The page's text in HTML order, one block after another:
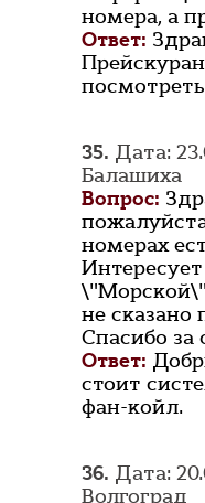
номера, а
Ответ:
посмотреть
35. Дата:
Балашиха
Вопрос:
номерах
не сказано
Спасибо за
Ответ:
стоит
фан-койл.
36. Дата:
Волгоград